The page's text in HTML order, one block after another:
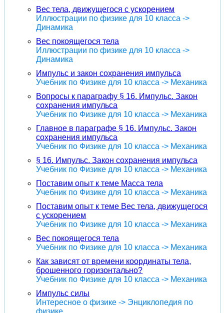
Вес тела, движущегося с ускорением
Иллюстрации по физике для 10 класса ->
Динамика
Вес покоящегося тела
Иллюстрации по физике для 10 класса ->
Динамика
Импульс и закон сохранения импульса
Учебник по Физике для 10 класса -> Механика
Вопросы к параграфу § 16. Импульс. Закон
сохранения импульса
Учебник по Физике для 10 класса -> Механика
Главное в параграфе § 16. Импульс. Закон
сохранения импульса
Учебник по Физике для 10 класса -> Механика
§ 16. Импульс. Закон сохранения импульса
Учебник по Физике для 10 класса -> Механика
Поставим опыт к теме Масса тела
Учебник по Физике для 10 класса -> Механика
Поставим опыт к теме Вес тела, движущегося
с ускорением
Учебник по Физике для 10 класса -> Механика
Вес покоящегося тела
Учебник по Физике для 10 класса -> Механика
Как зависят от времени координаты тела,
брошенного горизонтально?
Учебник по Физике для 10 класса -> Механика
Импульс силы
Интересное о физике -> Энциклопедия по
физике